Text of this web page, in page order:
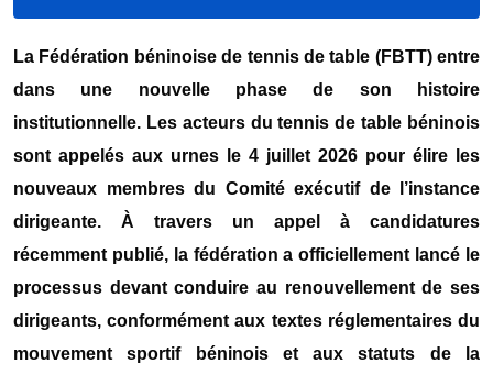
La Fédération béninoise de tennis de table (FBTT) entre
dans une nouvelle phase de son histoire
institutionnelle. Les acteurs du tennis de table béninois
sont appelés aux urnes le 4 juillet 2026 pour élire les
nouveaux membres du Comité exécutif de l’instance
dirigeante. À travers un appel à candidatures
récemment publié, la fédération a officiellement lancé le
processus devant conduire au renouvellement de ses
dirigeants, conformément aux textes réglementaires du
mouvement sportif béninois et aux statuts de la